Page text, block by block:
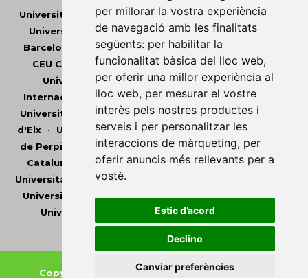
per millorar la vostra experiència
de navegació amb les finalitats
següents: per habilitar la
funcionalitat bàsica del lloc web
per oferir una millor experiència al
lloc web per mesurar el vostre
interès pels nostres productes i
serveis i per personalitzar les
interaccions de màrqueting per
oferir anuncis més rellevants per a
vostè.
Estic d’acord
Declino
Canviar preferències
Universitat Abat Oliba CEU • Universitat d'Alacant
Universitat d'Andorra•Universitat Autònoma de
Barcelona
Universitat de Barcelona •
CEU Cardenal Herrera•Universitat de Girona•
Universitat de les Illes Balears•Universitat
Internacional de Catalunya•Universitat Jaume I
Universitat de Lleida•Universitat Miguel Hernández
d'Elx• Universitat Oberta de Catalunya•Universitat
de Perpinyà Via Domitia•Universitat Politècnica de
Catalunya
Universitat Politècnica de València •
Universitat Pompeu Fabra
Universitat Rovira i Virgili•Universitat de Sàsser•
Universitat de València•Universitat de Vic -
Universitat Central de Catalunya
Copyright © 2026 -Xarxa Vives d'Universitats